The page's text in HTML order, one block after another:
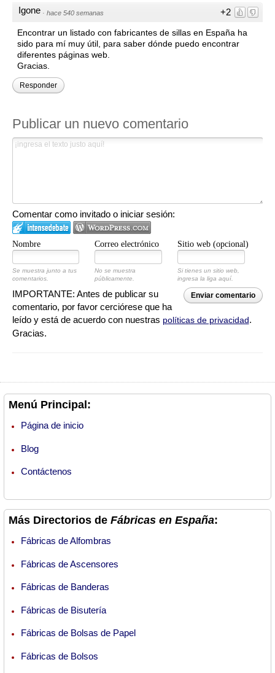
+2
Igone · hace 540 semanas
Encontrar un listado con fabricantes de sillas en España ha
sido para mí muy útil, para saber dónde puedo encontrar
diferentes páginas web.
Gracias.
Responder
Publicar un nuevo comentario
Comentar como invitado o iniciar sesión:
Nombre Correo electrónico Sitio web (opcional)
Se muestra junto a tus
comentarios.
No se muestra
públicamente.
Si tienes un sitio web,
ingresa la liga aquí.
Enviar comentario
IMPORTANTE: Antes de publicar su
comentario, por favor cerciórese que ha
leído y está de acuerdo con nuestras políticas de privacidad.
Gracias.
Menú Principal:
Página de inicio
Blog
Contáctenos
Más Directorios de Fábricas en España:
Fábricas de Alfombras
Fábricas de Ascensores
Fábricas de Banderas
Fábricas de Bisutería
Fábricas de Bolsas de Papel
Fábricas de Bolsos